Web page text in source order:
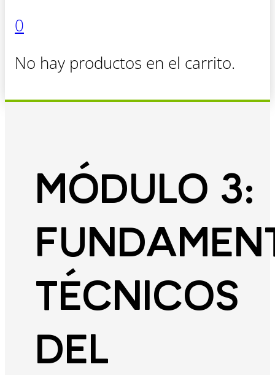
0
No hay productos en el carrito.
MÓDULO 3:
TÉCNICOS
DEL